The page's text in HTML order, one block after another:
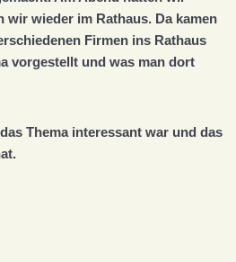
wir wieder im Rathaus. Da kamen
Firmen ins Rathaus
vorgestellt und was man dort
Thema interessant war und das
hat.